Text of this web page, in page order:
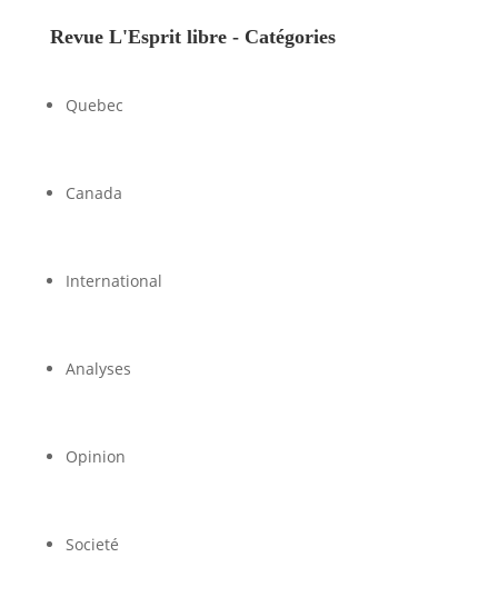
Revue L'Esprit libre - Catégories
Quebec
Canada
International
Analyses
Opinion
Societé